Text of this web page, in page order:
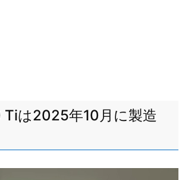
は2025年10月に製造